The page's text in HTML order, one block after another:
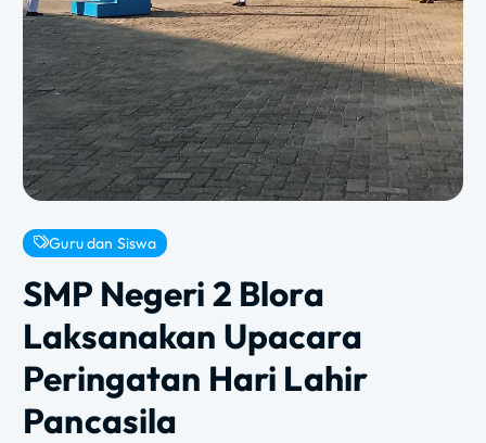
Guru dan Siswa
SMP Negeri 2 Blora
Laksanakan Upacara
Peringatan Hari Lahir
Pancasila